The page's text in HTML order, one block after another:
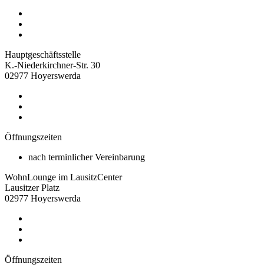
Hauptgeschäftsstelle
K.-Niederkirchner-Str. 30
02977 Hoyerswerda
Öffnungszeiten
nach terminlicher Vereinbarung
WohnLounge im LausitzCenter
Lausitzer Platz
02977 Hoyerswerda
Öffnungszeiten